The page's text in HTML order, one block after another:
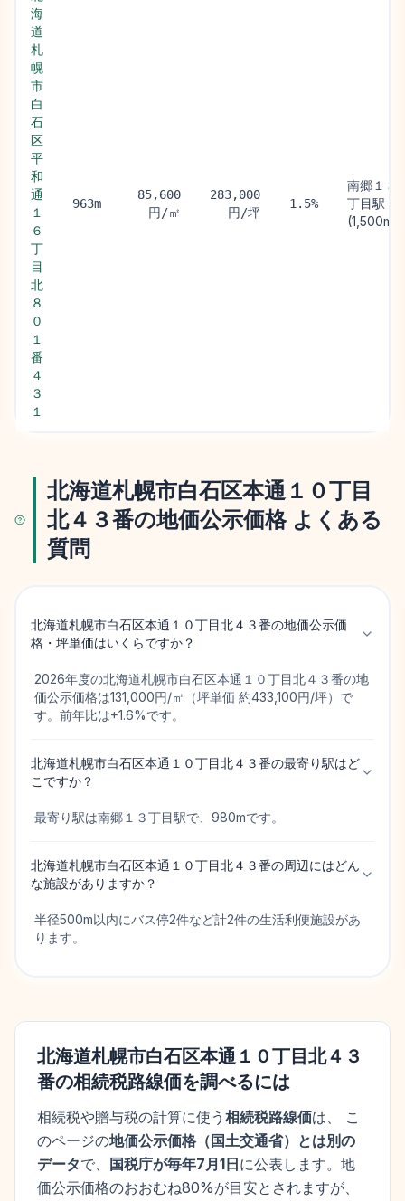
海
道
札
幌
市
白
石
区
平
和
通
１
６
丁
目
北
８
０
１
番
４
３
１
963m
85,600
円/㎡
283,000
円/坪
1.5%
南郷１３
丁目駅
(1,500m)
北海道札幌市白石区本通１０丁目
北４３番の地価公示価格 よくある
質問
北海道札幌市白石区本通１０丁目北４３番の地価公示価
格・坪単価はいくらですか？
2026年度の北海道札幌市白石区本通１０丁目北４３番の地
価公示価格は131,000円/㎡（坪単価 約433,100円/坪）で
す。前年比は+1.6%です。
北海道札幌市白石区本通１０丁目北４３番の最寄り駅はど
こですか？
最寄り駅は南郷１３丁目駅で、980mです。
北海道札幌市白石区本通１０丁目北４３番の周辺にはどん
な施設がありますか？
半径500m以内にバス停2件など計2件の生活利便施設があ
ります。
北海道札幌市白石区本通１０丁目北４３
番の相続税路線価を調べるには
相続税や贈与税の計算に使う 相続税路線価は、 こ
のページの地価公示価格 （ 国土交通省）とは別の
データで、 国税庁が毎年7月1日に公表します。 地
価公示価格のおおむね80%が目安とされますが、